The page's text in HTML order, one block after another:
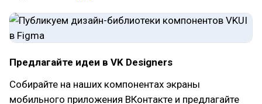
Предлагайте идеи в VK Designers
Собирайте на наших компонентах экраны
мобильного приложения ВКонтакте и предлагайте